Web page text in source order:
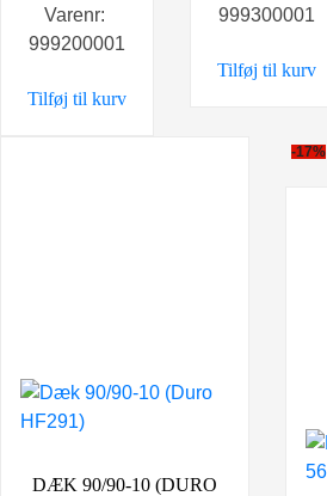
Varenr:
999200001
Tilføj til kurv
999300001
Tilføj til kurv
DÆK 90/90-10 (DURO
-17%